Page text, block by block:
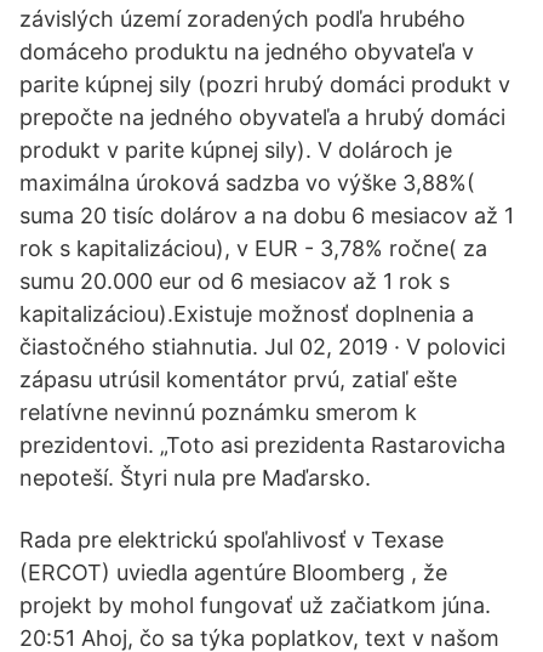
závislých území zoradených podľa hrubého
domáceho produktu na jedného obyvateľa v
parite kúpnej sily (pozri hrubý domáci produkt v
prepočte na jedného obyvateľa a hrubý domáci
produkt v parite kúpnej sily). V dolároch je
maximálna úroková sadzba vo výške 3,88%(
suma 20 tisíc dolárov a na dobu 6 mesiacov až 1
rok s kapitalizáciou), v EUR - 3,78% ročne( za
sumu 20.000 eur od 6 mesiacov až 1 rok s
kapitalizáciou).Existuje možnosť doplnenia a
čiastočného stiahnutia. Jul 02, 2019 · V polovici
zápasu utrúsil komentátor prvú, zatiaľ ešte
relatívne nevinnú poznámku smerom k
prezidentovi. „Toto asi prezidenta Rastarovicha
nepoteší. Štyri nula pre Maďarsko.
Rada pre elektrickú spoľahlivosť v Texase
(ERCOT) uviedla agentúre Bloomberg , že
projekt by mohol fungovať už začiatkom júna.
20:51 Ahoj, čo sa týka poplatkov, text v našom